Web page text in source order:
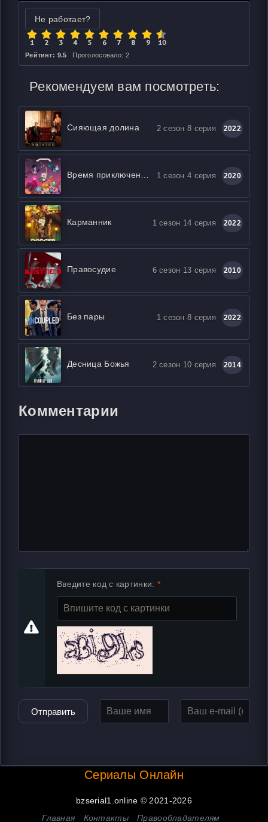
Не работает?
Рейтинг: 9.5 Проголосовало: 2
Рекомендуем вам посмотреть:
Сияющая долина 2 сезон 8 серия 2022
1 сезон 4 серия 2020
Карманник 1 сезон 14 серия 2022
Правосудие 6 сезон 13 серия 2010
Без пары 1 сезон 8 серия 2022
Десница Божья 2 сезон 10 серия 2014
Комментарии
Введите код с картинки:
Отправить
Сериалы Онлайн
bzserial1.online © 2021-2026
Главная
Контакты Правообладателям